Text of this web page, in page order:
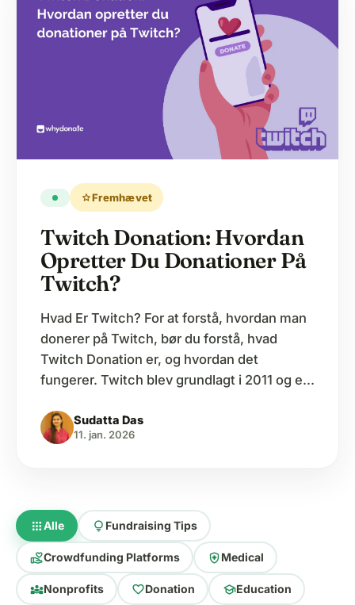
starFremhævet
Twitch Donation: Hvordan
Opretter Du Donationer På
Twitch?
Hvad Er Twitch? For at forstå, hvordan man
donerer på Twitch, bør du forstå, hvad
Twitch Donation er, og hvordan det
fungerer. Twitch blev grundlagt i 2011 og er
videostreaming. Det indeholder en bred
vifte af indhold, herunder spil, musik og
Sudatta Das
11. jan. 2026
appsAlle lightbulb Fundraising Tips
volunteer_activismCrowdfunding Platforms health_and_safetyMedical
diversity_3Nonprofits favoriteDonation schoolEducation